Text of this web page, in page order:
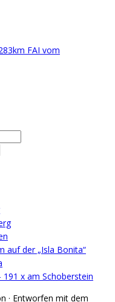
FAI vom
auf der „Isla Bonita“
191 x am Schoberstein
· Entworfen mit dem